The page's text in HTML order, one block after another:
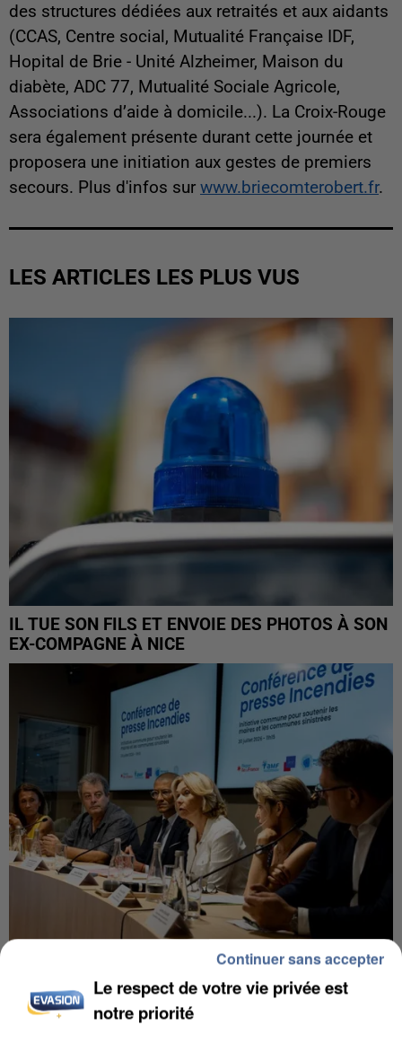
des structures dédiées aux retraités et aux aidants
(CCAS, Centre social, Mutualité Française IDF,
Hopital de Brie - Unité Alzheimer, Maison du
diabète, ADC 77, Mutualité Sociale Agricole,
Associations d’aide à domicile...). La Croix-Rouge
sera également présente durant cette journée et
proposera une initiation aux gestes de premiers
secours. Plus d'infos sur www.briecomterobert.fr.
LES ARTICLES LES PLUS VUS
IL TUE SON FILS ET ENVOIE DES PHOTOS À SON
EX-COMPAGNE À NICE
INCENDIES : L’ÎLE-DE-FRANCE LANCE UN ÉLAN
DE SOLIDARITÉ AVEC LES...
Le respect de votre vie privée est
notre priorité
Continuer sans accepter